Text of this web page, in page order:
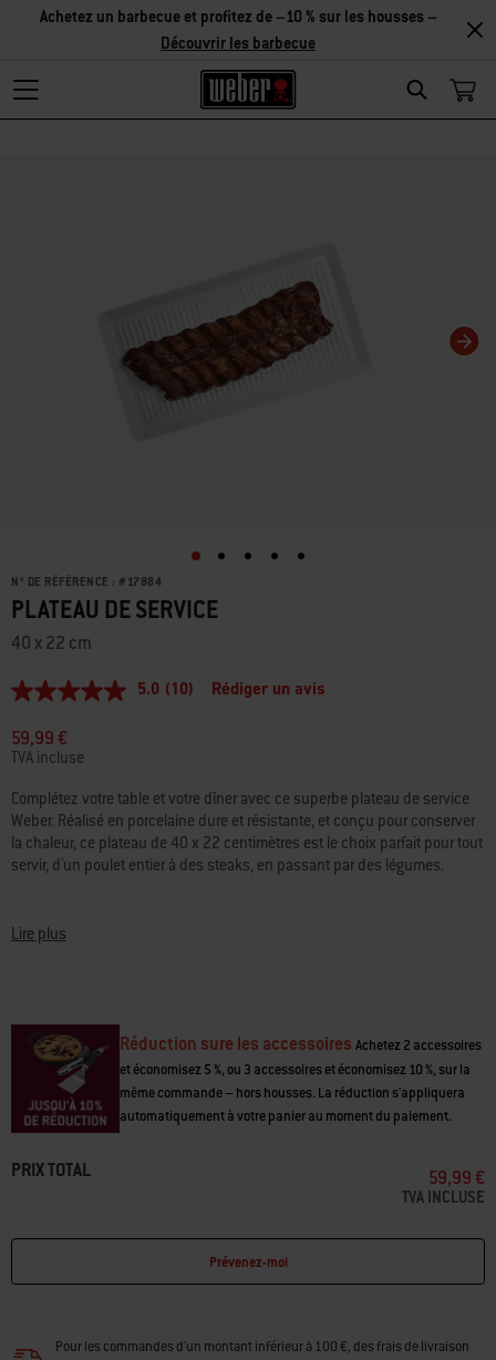
Search
Achetez un barbecue et profitez de –10 % sur les housses –
Découvrir les barbecue
N° DE RÉFÉRENCE : # 17884
PLATEAU DE SERVICE
40 x 22 cm
5.0
sur
5,
valeur
de
la
note
moyenne.
Read
10
sur
la
5.0 (10) Rédiger un avis
59,99 €
TVA incluse
Complétez votre table et votre dîner avec ce superbe plateau de service
Weber. Réalisé en porcelaine dure et résistante, et conçu pour conserver
la chaleur, ce plateau de 40 x 22 centimètres est le choix parfait pour tout
servir, d'un poulet entier à des steaks, en passant par des légumes.
La vaisselle Weber est fabriquée en Allemagne. C'est un signe de qualité
capacité de rétention de la chaleur et sa résistance aux rayures.
Lire plus
Réduction sure les accessoires Achetez 2 accessoires
et économisez 5 %, ou 3 accessoires et économisez 10 %, sur la
même commande – hors housses. La réduction s'appliquera
automatiquement à votre panier au moment du paiement.
PRIX TOTAL 59,99 €
TVA INCLUSE
Prévenez-moi
Pour les commandes d'un montant inférieur à 100 €, des frais de livraison